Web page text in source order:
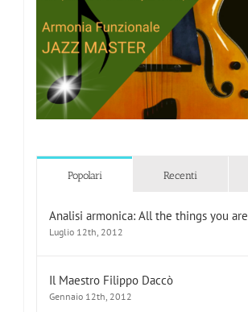
Popolari Recenti
Analisi armonica: All the things you are
Luglio 12th, 2012
Il Maestro Filippo Daccò
Gennaio 12th, 2012